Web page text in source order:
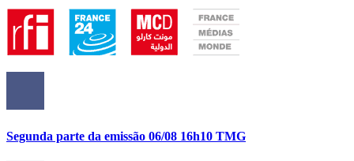
Segunda parte da emissão 06/08 16h10 TMG